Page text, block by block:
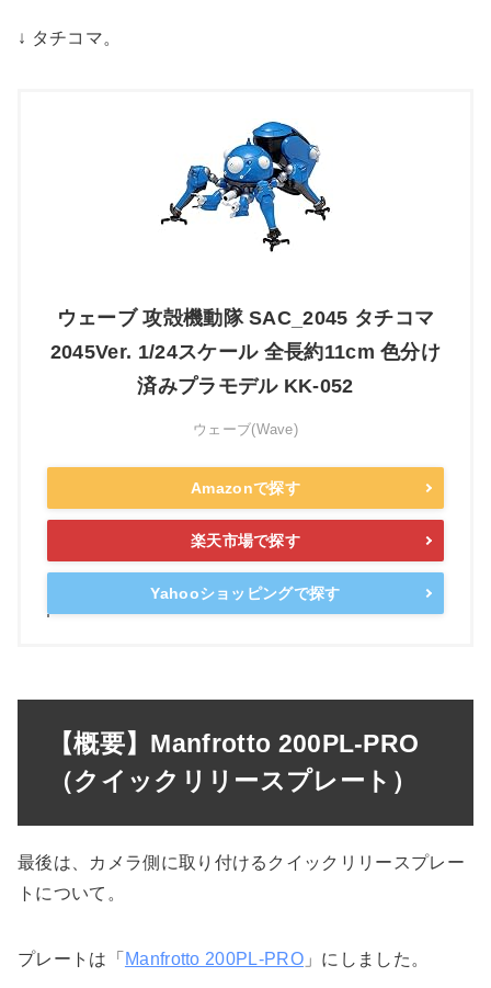
↓ タチコマ。
ウェーブ 攻殻機動隊 SAC_2045 タチコマ
2045Ver. 1/24スケール 全長約11cm 色分け
済みプラモデル KK-052
ウェーブ(Wave)
Amazonで探す
楽天市場で探す
Yahooショッピングで探す
【概要】Manfrotto 200PL-PRO
（クイックリリースプレート）
最後は、カメラ側に取り付けるクイックリリースプレー
トについて。
プレートは「 Manfrotto 200PL-PRO」にしました。